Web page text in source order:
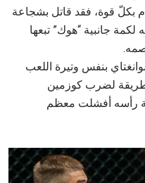
بكلّ قوة، فقد قاتل بشجاعة
جانبية “هوك” تبعها
بنفس وتيرة اللعب
طريقة لضرب كوزمين
رأسه أفشلت معظم